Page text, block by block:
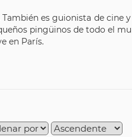
es guionista de cine
pingüinos de todo el
en París.